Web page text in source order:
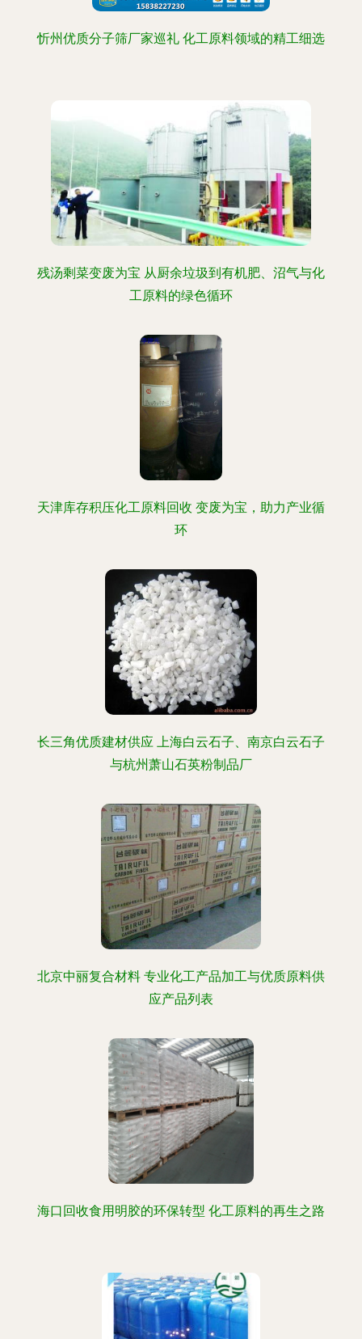
忻州优质分子筛厂家巡礼 化工原料领域的精工细选
残汤剩菜变废为宝 从厨余垃圾到有机肥、沼气与化
工原料的绿色循环
天津库存积压化工原料回收 变废为宝，助力产业循
环
长三角优质建材供应 上海白云石子、南京白云石子
与杭州萧山石英粉制品厂
北京中丽复合材料 专业化工产品加工与优质原料供
应产品列表
海口回收食用明胶的环保转型 化工原料的再生之路